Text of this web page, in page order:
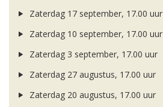
Zaterdag 17 september, 17.00 uur
Zaterdag 10 september, 17.00 uur
Zaterdag 3 september, 17.00 uur
Zaterdag 27 augustus, 17.00 uur
Zaterdag 20 augustus, 17.00 uur